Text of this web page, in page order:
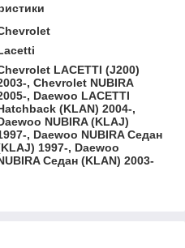
LACETTI (J200)
, Chevrolet NUBIRA
, Daewoo LACETTI
(KLAN) 2004-,
NUBIRA (KLAJ)
, Daewoo NUBIRA Седан
1997-, Daewoo
Седан (KLAN) 2003-